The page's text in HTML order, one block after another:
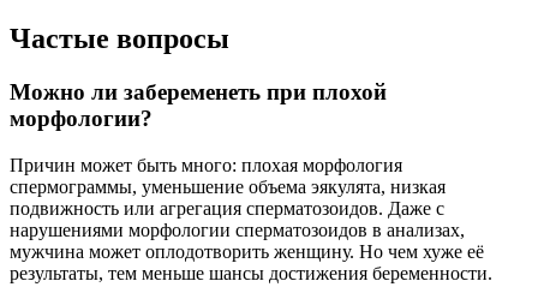
Частые вопросы
Можно ли забеременеть при плохой
морфологии?
Причин может быть много: плохая морфология
спермограммы, уменьшение объема эякулята, низкая
подвижность или агрегация сперматозоидов. Даже с
нарушениями морфологии сперматозоидов в анализах,
мужчина может оплодотворить женщину. Но чем хуже её
результаты, тем меньше шансы достижения беременности.